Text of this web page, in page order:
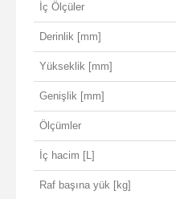
İç Ölçüler
Derinlik [mm]
Yükseklik [mm]
Genişlik [mm]
Ölçümler
İç hacim [L]
Raf başına yük [kg]